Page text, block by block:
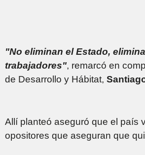
"No eliminan el Estado,
trabajadores", remarcó en
de Desarrollo y Hábitat,
Allí planteó aseguró que el país
opositores que aseguran que